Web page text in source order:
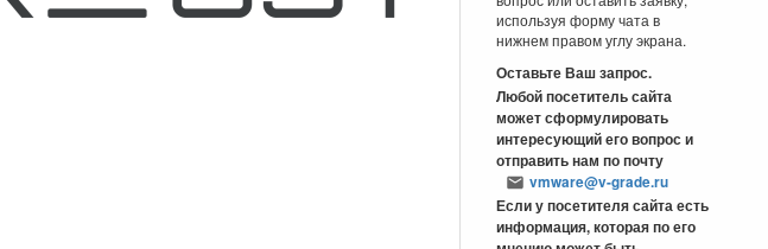
используя форму чата в
нижнем правом углу экрана.
Оставьте Ваш запрос.
Любой посетитель сайта
может сформулировать
интересующий его вопрос и
отправить нам по почту
vmware@v-grade.ru
Если у посетителя сайта есть
информация, которая по его